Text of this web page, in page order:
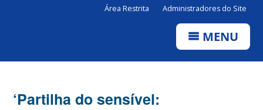
Área Restrita Administradores do Site
MENU
‘Partilha do sensível: